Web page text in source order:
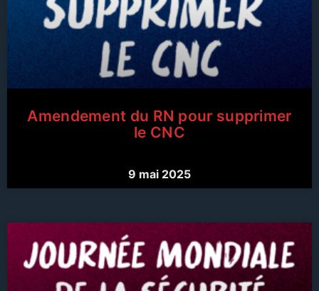
Amendement du RN pour supprimer
le CNC
9 mai 2025